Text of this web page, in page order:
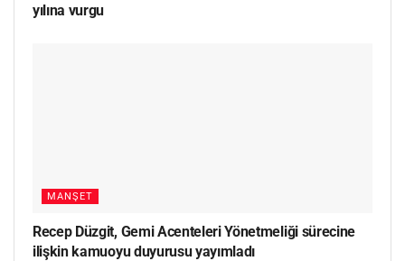
yılına vurgu
MANŞET
Recep Düzgit, Gemi Acenteleri Yönetmeliği sürecine
ilişkin kamuoyu duyurusu yayımladı